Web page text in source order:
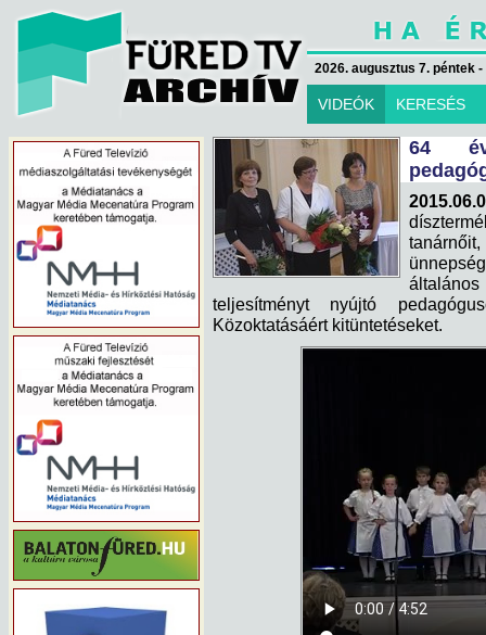
2026. augusztus 7. péntek
VIDEÓK KERESÉS
64
teljesítményt nyújtó
Közoktatásáért kitüntetéseket.